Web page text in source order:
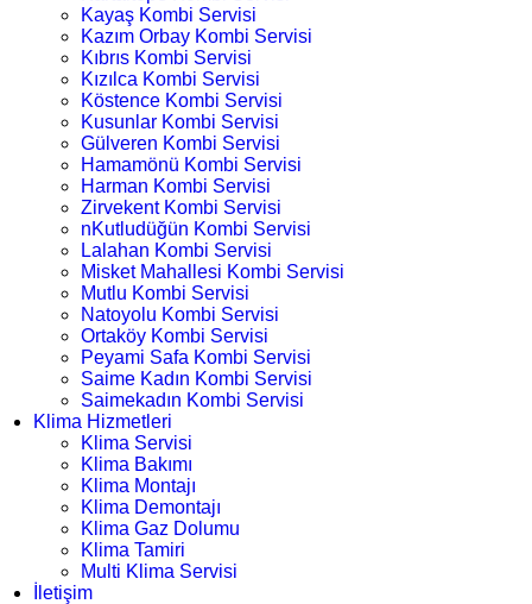
Kayaş Kombi Servisi
Kazım Orbay Kombi Servisi
Kıbrıs Kombi Servisi
Kızılca Kombi Servisi
Köstence Kombi Servisi
Kusunlar Kombi Servisi
Gülveren Kombi Servisi
Hamamönü Kombi Servisi
Harman Kombi Servisi
Zirvekent Kombi Servisi
nKutludüğün Kombi Servisi
Lalahan Kombi Servisi
Misket Mahallesi Kombi Servisi
Mutlu Kombi Servisi
Natoyolu Kombi Servisi
Ortaköy Kombi Servisi
Peyami Safa Kombi Servisi
Saime Kadın Kombi Servisi
Saimekadın Kombi Servisi
Klima Hizmetleri
Klima Servisi
Klima Bakımı
Klima Montajı
Klima Demontajı
Klima Gaz Dolumu
Klima Tamiri
Multi Klima Servisi
İletişim